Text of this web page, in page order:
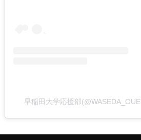
早稲田大学応援部